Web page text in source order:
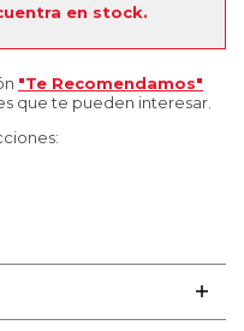
en stock.
"Te Recomendamos"
que te pueden interesar.